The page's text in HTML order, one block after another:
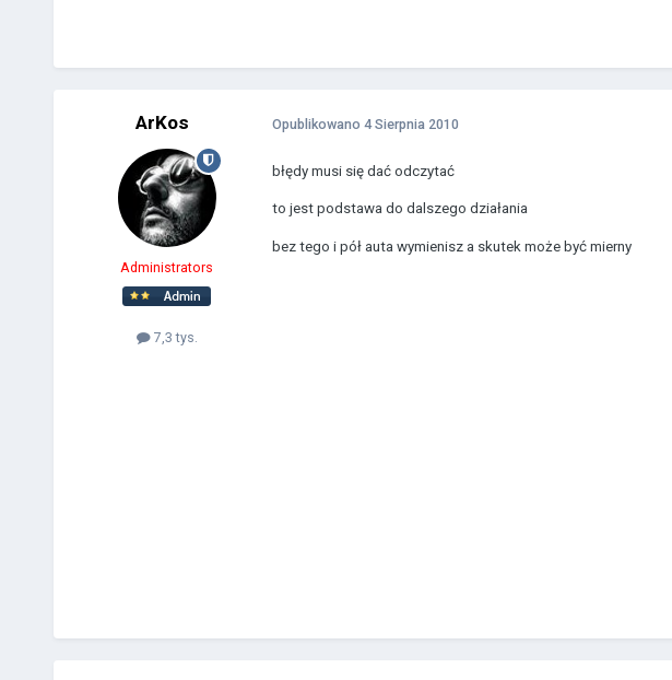
ArKos
Administrators
7,3 tys.
Opublikowano 4 Sierpnia 2010
błędy musi się dać odczytać
to jest podstawa do dalszego działania
bez tego i pół auta wymienisz a skutek może być mierny